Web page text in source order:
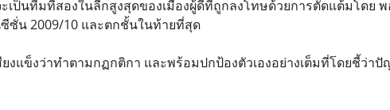
ป็นทีมที่สองในลีกสูงสุดของเมืองผู้ดีที่ถูกลงโทษด้วยการตัดแต้มโดย
ซั่น 2009/10 และตกชั้นในท้ายที่สุด
แข็งว่าทำตามกฏกติกา และพร้อมปกป้องตัวเองอย่างเต็มที่โดยชี้ว่า